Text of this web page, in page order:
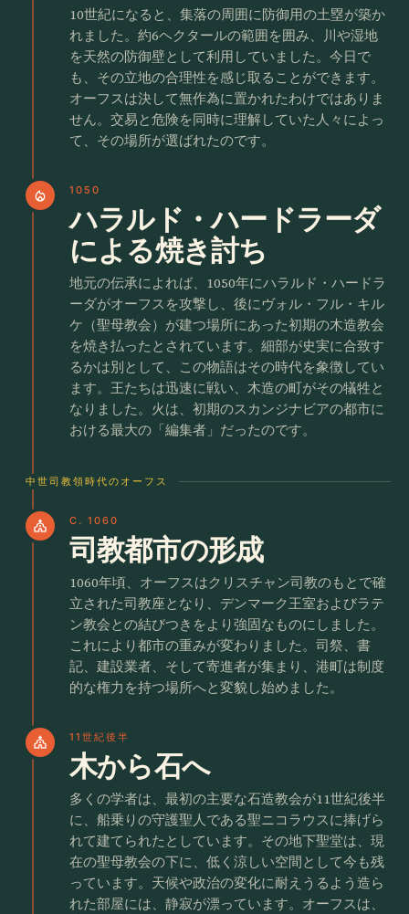
10世紀になると、集落の周囲に防御用の土塁が築か
れました。約6ヘクタールの範囲を囲み、川や湿地
を天然の防御壁として利用していました。今日で
も、その立地の合理性を感じ取ることができます。
オーフスは決して無作為に置かれたわけではありま
せん。交易と危険を同時に理解していた人々によっ
て、その場所が選ばれたのです。
local_fire_department 1050
ハラルド・ハードラーダ
による焼き討ち
地元の伝承によれば、1050年にハラルド・ハードラ
ーダがオーフスを攻撃し、後にヴォル・フル・キル
ケ（聖母教会）が建つ場所にあった初期の木造教会
を焼き払ったとされています。細部が史実に合致す
るかは別として、この物語はその時代を象徴してい
ます。王たちは迅速に戦い、木造の町がその犠牲と
なりました。火は、初期のスカンジナビアの都市に
おける最大の「編集者」だったのです。
中世司教領時代のオーフス
church C. 1060
司教都市の形成
1060年頃、オーフスはクリスチャン司教のもとで確
立された司教座となり、デンマーク王室およびラテ
ン教会との結びつきをより強固なものにしました。
これにより都市の重みが変わりました。司祭、書
記、建設業者、そして寄進者が集まり、港町は制度
的な権力を持つ場所へと変貌し始めました。
church 11世紀後半
木から石へ
多くの学者は、最初の主要な石造教会が11世紀後半
に、船乗りの守護聖人である聖ニコラウスに捧げら
れて建てられたとしています。その地下聖堂は、現
在の聖母教会の下に、低く涼しい空間として今も残
っています。天候や政治の変化に耐えうるよう造ら
れた部屋には、静寂が漂っています。オーフスは、